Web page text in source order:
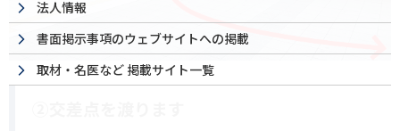
法人情報
書面掲示事項のウェブサイトへの掲載
取材・名医など 掲載サイト一覧